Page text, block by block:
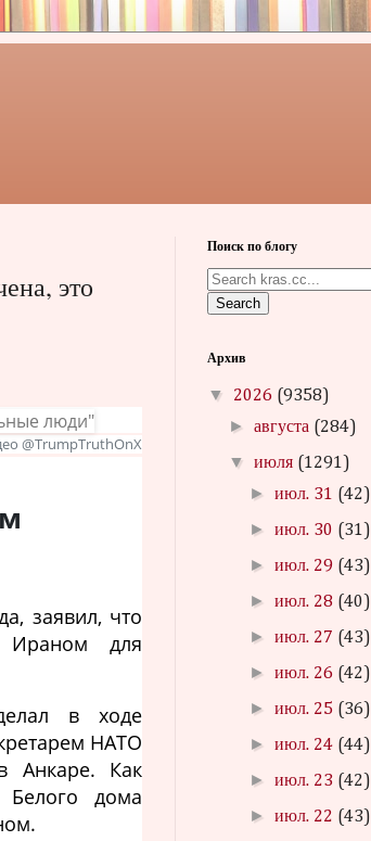
это
@TrumpTruthOnX
заявил, что
Ираном для
в ходе
НАТО
Анкаре. Как
Белого дома
Поиск по блогу
Search
Архив
▼ 2026 (9358)
►августа (284)
▼июля (1291)
►июл. 31 (42)
►июл. 30 (31)
►июл. 29 (43)
►июл. 28 (40)
►июл. 27 (43)
►июл. 26 (42)
►июл. 25 (36)
►июл. 24 (44)
►июл. 23 (42)
►июл. 22 (43)